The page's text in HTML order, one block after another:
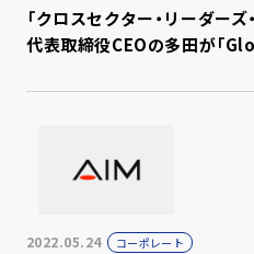
「クロスセクター・リーダー
代表取締役CEOの多田が「
2022.05.24 コーポレート